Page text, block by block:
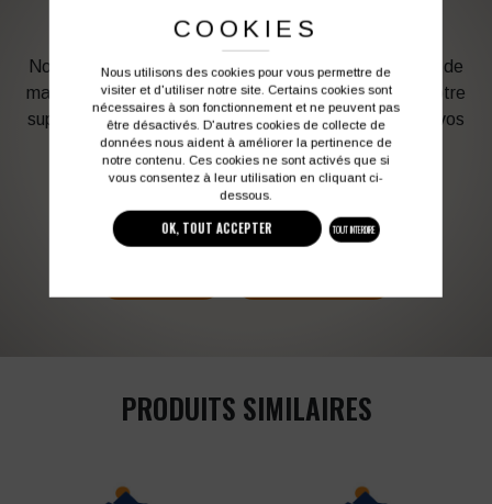
Notre graphiste connait les produits et les techniques de
marquage. Elle sera à votre service afin d’optimiser votre
support en fonction des contraintes techniques et de vos
besoins d’image. Profitez de son expérience !
Vous souhaitez avoir plus d’informations ?
PRODUITS SIMILAIRES
COOKIES
Nous utilisons des cookies pour vous permettre de
visiter et d'utiliser notre site. Certains cookies sont
nécessaires à son fonctionnement et ne peuvent pas
être désactivés. D'autres cookies de collecte de
données nous aident à améliorer la pertinence de
notre contenu. Ces cookies ne sont activés que si
vous consentez à leur utilisation en cliquant ci-
dessous.
OK, TOUT ACCEPTER TOUT INTERDIRE